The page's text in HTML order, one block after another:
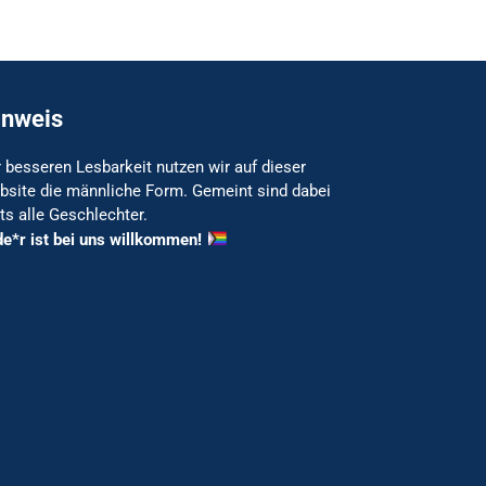
besseren Lesbarkeit nutzen wir auf dieser
die männliche Form. Gemeint sind dabei
alle Geschlechter.
ist bei uns willkommen!